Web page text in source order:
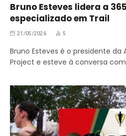
Bruno Esteves lidera a
especializado em Trail
21/05/2026 5
Bruno Esteves é o presidente da
Project e esteve à conversa